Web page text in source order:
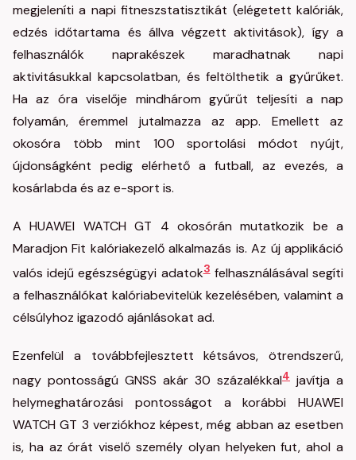
megjeleníti a napi fitneszstatisztikát (elégetett kalóriák,
edzés időtartama és állva végzett aktivitások), így a
felhasználók naprakészek maradhatnak napi
aktivitásukkal kapcsolatban, és feltölthetik a gyűrűket.
Ha az óra viselője mindhárom gyűrűt teljesíti a nap
folyamán, éremmel jutalmazza az app. Emellett az
okosóra több mint 100 sportolási módot nyújt,
újdonságként pedig elérhető a futball, az evezés, a
kosárlabda és az e-sport is.
A HUAWEI WATCH GT 4 okosórán mutatkozik be a
Maradjon Fit kalóriakezelő alkalmazás is. Az új applikáció
valós idejű egészségügyi adatok3felhasználásával segíti
a felhasználókat kalóriabevitelük kezelésében, valamint a
célsúlyhoz igazodó ajánlásokat ad.
Ezenfelül a továbbfejlesztett kétsávos, ötrendszerű,
nagy pontosságú GNSS akár 30 százalékkal4 javítja a
helymeghatározási pontosságot a korábbi HUAWEI
WATCH GT 3 verziókhoz képest, még abban az esetben
is, ha az órát viselő személy olyan helyeken fut, ahol a